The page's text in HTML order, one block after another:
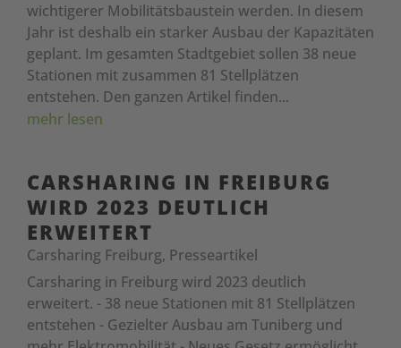
wichtigerer Mobilitätsbaustein werden. In diesem
Jahr ist deshalb ein starker Ausbau der Kapazitäten
geplant. Im gesamten Stadtgebiet sollen 38 neue
Stationen mit zusammen 81 Stellplätzen
entstehen. Den ganzen Artikel finden...
mehr lesen
CARSHARING IN FREIBURG
WIRD 2023 DEUTLICH
ERWEITERT
Carsharing Freiburg, Presseartikel
Carsharing in Freiburg wird 2023 deutlich
erweitert. - 38 neue Stationen mit 81 Stellplätzen
entstehen - Gezielter Ausbau am Tuniberg und